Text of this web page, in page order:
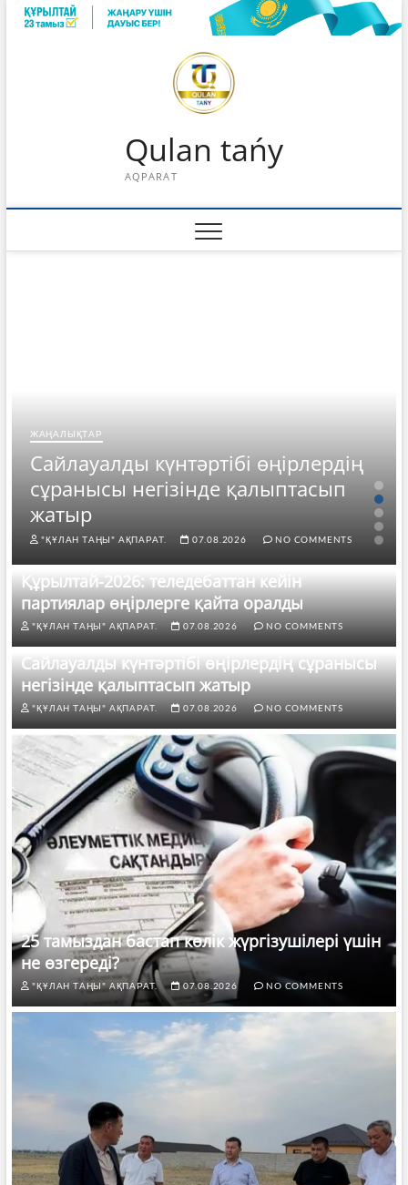
Skip
Qulan tańy
AQPARAT
ЖАҢАЛЫҚТАР
Сайлауалды күнтәртібі өңірлердің
сұранысы негізінде қалыптасып
жатыр
"ҚҰЛАН ТАҢЫ" АҚПАРАТ. 07.08.2026 NO COMMENTS
Құрылтай-2026: теледебаттан кейін
партиялар өңірлерге қайта оралды
"ҚҰЛАН ТАҢЫ" АҚПАРАТ. 07.08.2026 NO COMMENTS
Сайлауалды күнтәртібі өңірлердің сұранысы
негізінде қалыптасып жатыр
"ҚҰЛАН ТАҢЫ" АҚПАРАТ. 07.08.2026 NO COMMENTS
25 тамыздан бастап көлік жүргізушілері үшін
не өзгереді?
"ҚҰЛАН ТАҢЫ" АҚПАРАТ. 07.08.2026 NO COMMENTS